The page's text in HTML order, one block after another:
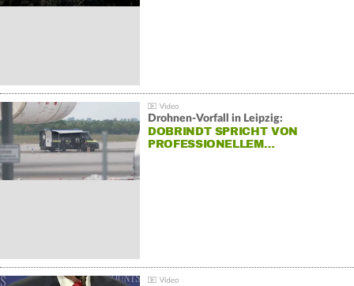
Drohnen-Vorfall in Leipzig:
DOBRINDT SPRICHT VON
PROFESSIONELLEM…